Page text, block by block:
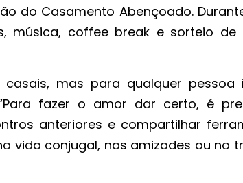
do Casamento Abençoado.
música, coffee break e sorteio de
mas para qualquer pessoa
fazer o amor dar certo, é
anteriores e compartilhar
vida conjugal, nas amizades ou no